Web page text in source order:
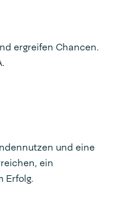
ergreifen Chancen.
und eine
ein
Erfolg.